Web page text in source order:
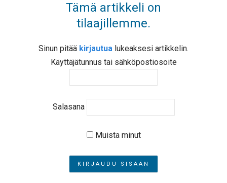
Tämä artikkeli on
tilaajillemme.
Sinun pitää kirjautua lukeaksesi artikkelin.
Käyttäjätunnus tai sähköpostiosoite
Salasana
Muista minut